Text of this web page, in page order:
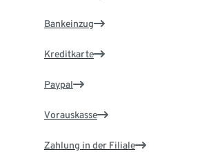
Bankeinzug
Kreditkarte
Paypal
Vorauskasse
Zahlung in der Filiale